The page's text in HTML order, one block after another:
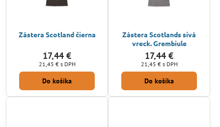
Zástera Scotland čierna
17,44 €
21,45 € s DPH
Do košíka
Zástera Scotlands sivá
vreck. Grembiule
17,44 €
21,45 € s DPH
Do košíka